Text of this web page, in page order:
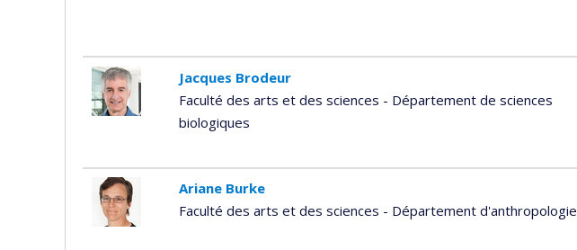
Jacques Brodeur
Faculté des arts et des sciences - Département de sciences
biologiques
Ariane Burke
Faculté des arts et des sciences - Département d'anthropologie